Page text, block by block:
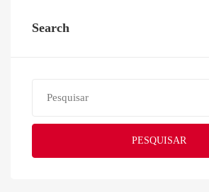
Search
PESQUISAR